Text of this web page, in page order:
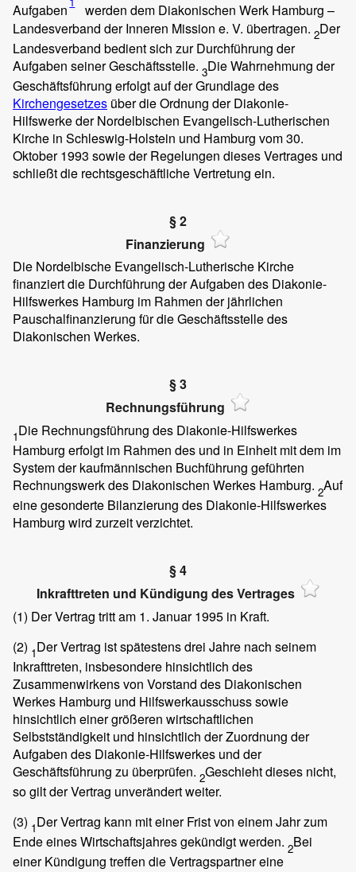
Aufgaben
werden dem Diakonischen Werk Hamburg –
Landesverband der Inneren Mission e. V. übertragen. 2Der
Landesverband bedient sich zur Durchführung der
Aufgaben seiner Geschäftsstelle. 3Die Wahrnehmung der
Geschäftsführung erfolgt auf der Grundlage des
Kirchengesetzes über die Ordnung der Diakonie-
Hilfswerke der Nordelbischen Evangelisch-Lutherischen
Kirche in Schleswig-Holstein und Hamburg vom 30.
Oktober 1993 sowie der Regelungen dieses Vertrages und
schließt die rechtsgeschäftliche Vertretung ein.
§ 2
Finanzierung
Die Nordelbische Evangelisch-Lutherische Kirche
finanziert die Durchführung der Aufgaben des Diakonie-
Hilfswerkes Hamburg im Rahmen der jährlichen
Pauschalfinanzierung für die Geschäftsstelle des
Diakonischen Werkes.
§ 3
Rechnungsführung
1Die Rechnungsführung des Diakonie-Hilfswerkes
Hamburg erfolgt im Rahmen des und in Einheit mit dem im
System der kaufmännischen Buchführung geführten
Rechnungswerk des Diakonischen Werkes Hamburg. 2Auf
eine gesonderte Bilanzierung des Diakonie-Hilfswerkes
Hamburg wird zurzeit verzichtet.
§ 4
Inkrafttreten und Kündigung des Vertrages
(1) Der Vertrag tritt am 1. Januar 1995 in Kraft.
(2) 1Der Vertrag ist spätestens drei Jahre nach seinem
Inkrafttreten, insbesondere hinsichtlich des
Zusammenwirkens von Vorstand des Diakonischen
Werkes Hamburg und Hilfswerkausschuss sowie
hinsichtlich einer größeren wirtschaftlichen
Selbstständigkeit und hinsichtlich der Zuordnung der
Aufgaben des Diakonie-Hilfswerkes und der
Geschäftsführung zu überprüfen. 2Geschieht dieses nicht,
so gilt der Vertrag unverändert weiter.
(3) 1Der Vertrag kann mit einer Frist von einem Jahr zum
Ende eines Wirtschaftsjahres gekündigt werden. 2Bei
einer Kündigung treffen die Vertragspartner eine